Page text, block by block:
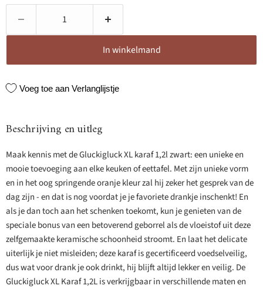
In winkelmand
Voeg toe aan Verlanglijstje
Beschrijving en uitleg
Maak kennis met de Gluckigluck XL karaf 1,2l zwart: een unieke en
mooie toevoeging aan elke keuken of eettafel. Met zijn unieke vorm
en in het oog springende oranje kleur zal hij zeker het gesprek van de
dag zijn - en dat is nog voordat je je favoriete drankje inschenkt! En
als je dan toch aan het schenken toekomt, kun je genieten van de
speciale bonus van een betoverend geborrel als de vloeistof uit deze
zelfgemaakte keramische schoonheid stroomt. En laat het delicate
uiterlijk je niet misleiden; deze karaf is gecertificeerd voedselveilig,
dus wat voor drank je ook drinkt, hij blijft altijd lekker en veilig. De
Gluckigluck XL Karaf 1,2L is verkrijgbaar in verschillende maten en